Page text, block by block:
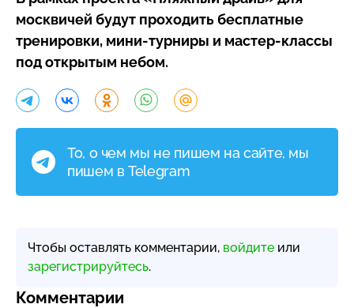
москвичей будут проходить бесплатные
тренировки, мини-турниры и мастер-классы
под открытым небом.
То, о чем мы не пишем на сайте, мы
пишем в Telegram
Чтобы оставлять комментарии, войдите или
зарегистрируйтесь.
Комментарии